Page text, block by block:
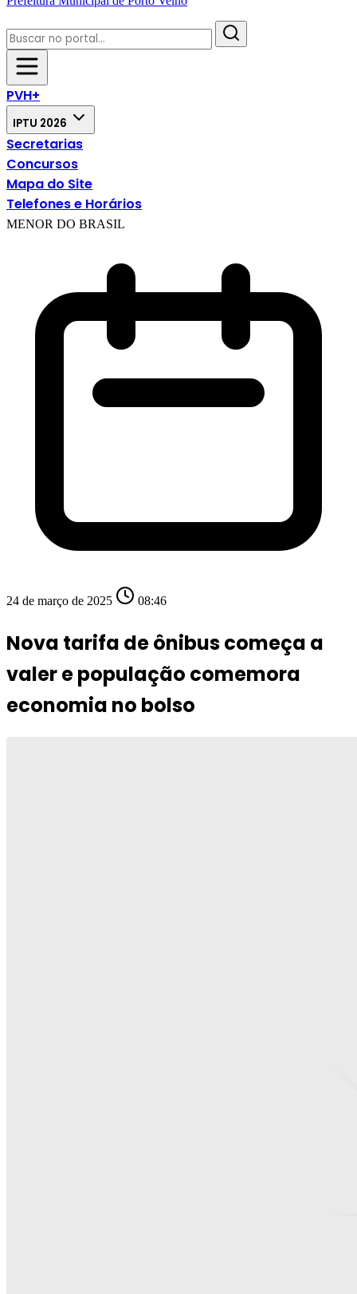
PVH+
IPTU 2026
Secretarias
Concursos
Mapa do Site
Telefones e Horários
MENOR DO BRASIL
24 de março de 2025 08:46
Nova tarifa de ônibus começa a
valer e população comemora
economia no bolso